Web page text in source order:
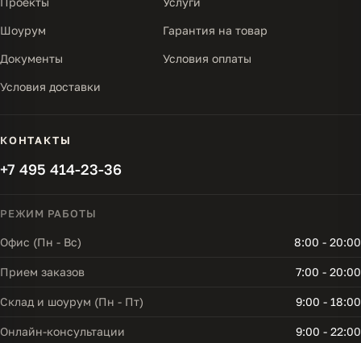
Шоурум Гарантия на товар
Документы Условия оплаты
Условия доставки
КОНТАКТЫ
+7 495 414-23-36
РЕЖИМ РАБОТЫ
Офис (Пн - Вс) 8:00 - 20:00
Прием заказов 7:00 - 20:00
Склад и шоурум (Пн - Пт) 9:00 - 18:00
Онлайн-консультации 9:00 - 22:00